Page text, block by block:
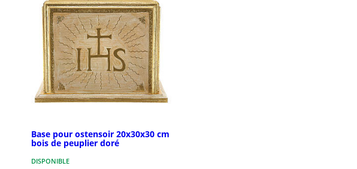
Base pour ostensoir 20x30x30 cm
bois de peuplier doré
DISPONIBLE